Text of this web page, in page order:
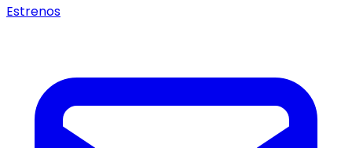
Estrenos